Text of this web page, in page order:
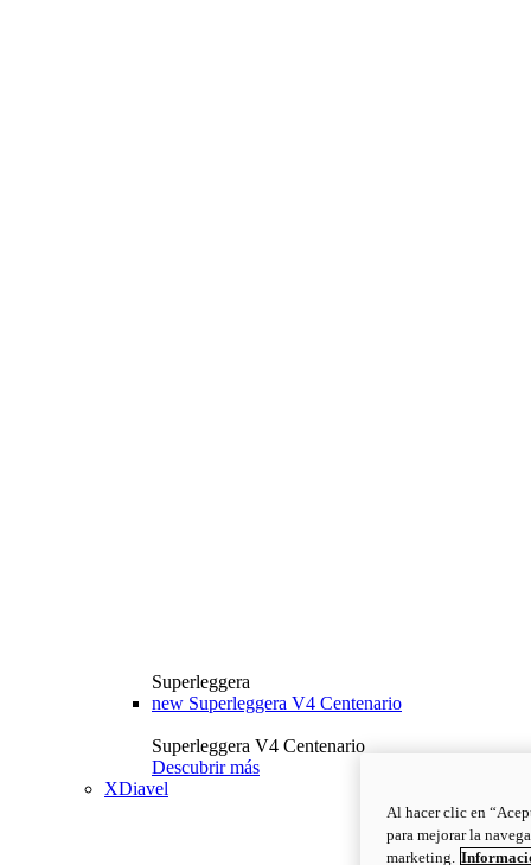
Superleggera
new Superleggera V4 Centenario
Superleggera V4 Centenario
Descubrir más
XDiavel
Al hacer clic en
para mejorar la
marketing.